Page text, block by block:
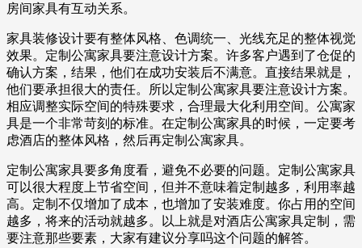
房间家具有互动关系。
家具装修设计要有整体风格、色调统一、光线充足的整体视觉
效果。定制公寓家具要注意设计方案。许多客户遇到了仓促的
确认方案，结果，他们在成功安装后不满意。直接结果就是，
他们要承担很大的责任。所以定制公寓家具要注意设计方案。
相应调整实际空间的特殊要求，合理最大化利用空间。公寓家
具是一个非常苛刻的标准。在定制公寓家具的时候，一定要考
虑酒店的整体风格，然后再定制公寓家具。
定制公寓家具要多角度看，避免不必要的问题。定制公寓家具
可以很大程度上节省空间，但并不意味着定制越多，利用率越
高。定制不仅增加了成本，也增加了安装难度。你占用的空间
越多，将来的活动就越多。以上就是对酒店公寓家具定制，需
要注意那些要素，大家有建议分享吗这个问题的解答。